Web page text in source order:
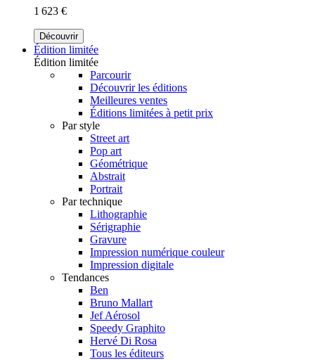
1 623 €
Découvrir
Édition limitée
Édition limitée
Parcourir
Découvrir les éditions
Meilleures ventes
Éditions limitées à petit prix
Par style
Street art
Pop art
Géométrique
Abstrait
Portrait
Par technique
Lithographie
Sérigraphie
Gravure
Impression numérique couleur
Impression digitale
Tendances
Ben
Bruno Mallart
Jef Aérosol
Speedy Graphito
Hervé Di Rosa
Tous les éditeurs